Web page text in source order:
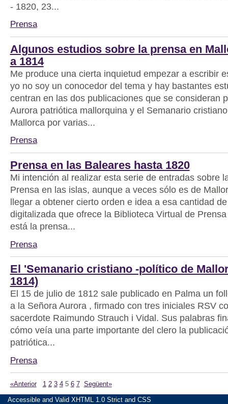
- 1820, 23...
Prensa
Algunos estudios sobre la prensa en
a 1814
Me produce una cierta inquietud empezar a escribir
yo no soy un conocedor del tema y hay bastantes
centran en las dos publicaciones que se consideran
Aurora patriótica mallorquina y el Semanario
Mallorca por varias...
Prensa
Prensa en las Baleares hasta 1820
Mi intención al realizar esta serie de entradas sobre
Prensa en las islas, aunque a veces sólo es de
llegar a obtener cierto orden e idea a esa cantidad
digitalizada que ofrece la Biblioteca Virtual de
está la prensa...
Prensa
El 'Semanario cristiano -político de
1814)
El 15 de julio de 1812 sale publicado en Palma un
a la Señora Aurora , firmado con tres iniciales RSV
sacerdote Raimundo Strauch i Vidal. Sus palabras
cómo veía una parte importante del clero la
patriótica...
Prensa
«Anterior 1 2 3 4 5 6 7 Següent»
Accessible and Valid XHTML 1.0 Strict and CSS